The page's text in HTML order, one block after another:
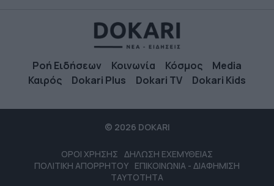
Ροή Ειδήσεων Κοινωνία Κόσμος
Media
Καιρός
Dokari Plus Dokari TV Dokari Kids
© 2026 DOKARI
ΟΡΟΙ ΧΡΗΣΗΣ ΔΗΛΩΣΗ ΕΧΕΜΥΘΕΙΑΣ
ΠΟΛΙΤΙΚΗ ΑΠΟΡΡΗΤΟΥ ΕΠΙΚΟΙΝΩΝΙΑ - ΔΙΑΦΗΜΙΣΗ
ΤΑΥΤΟΤΗΤΑ